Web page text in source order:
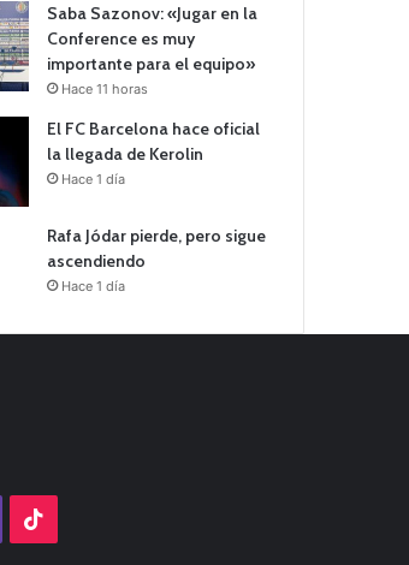
Saba Sazonov: «Jugar en la
Conference es muy
importante para el equipo»
Hace 11 horas
El FC Barcelona hace oficial
la llegada de Kerolin
Hace 1 día
Rafa Jódar pierde, pero sigue
ascendiendo
Hace 1 día
Twitch